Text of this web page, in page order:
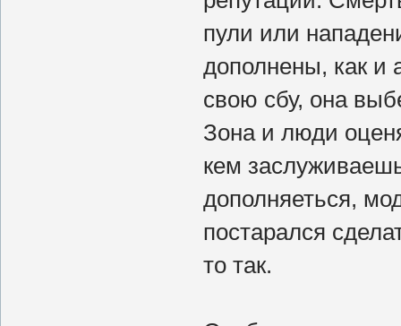
пули или
дополнены, как и
свою сбу, она
Зона и люди
кем
дополняеться,
постарался
то так.